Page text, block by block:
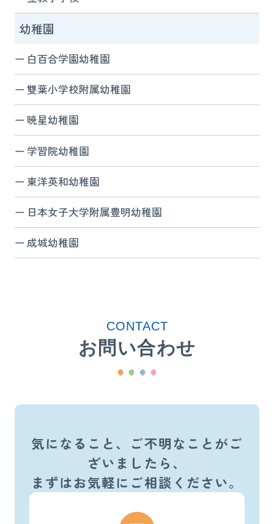
幼稚園
白百合学園幼稚園
雙葉小学校附属幼稚園
暁星幼稚園
学習院幼稚園
東洋英和幼稚園
日本女子大学附属豊明幼稚園
成城幼稚園
CONTACT
お問い合わせ
気になること、ご不明なことがご
ざいましたら、
まずはお気軽にご相談ください。